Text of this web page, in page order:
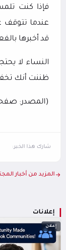
إعلانات
إعلان
فإذا كنت
عندما تتوقف
قد أخبرها
النساء لا
ظننت أنك
(المصدر:
شارك هذا الخبر:
المزيد من أخبار